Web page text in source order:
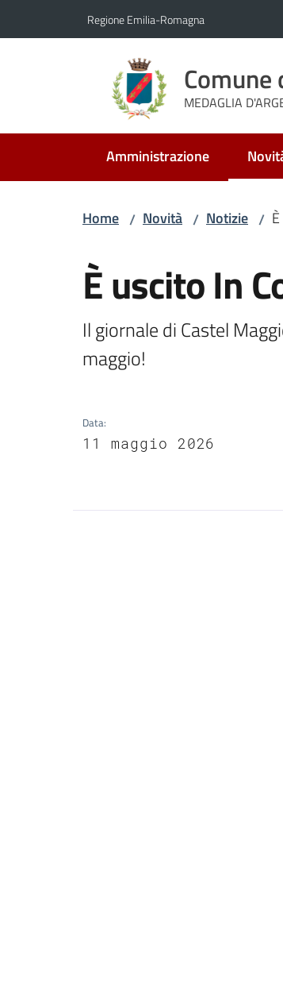
Regione Emilia-Romagna
Comune
MEDAGLIA
Amministrazione
Home / Novità / Notizie /
Salta al contenuto
È uscito In
Il giornale di Castel
maggio!
Data:
11 maggio 2026